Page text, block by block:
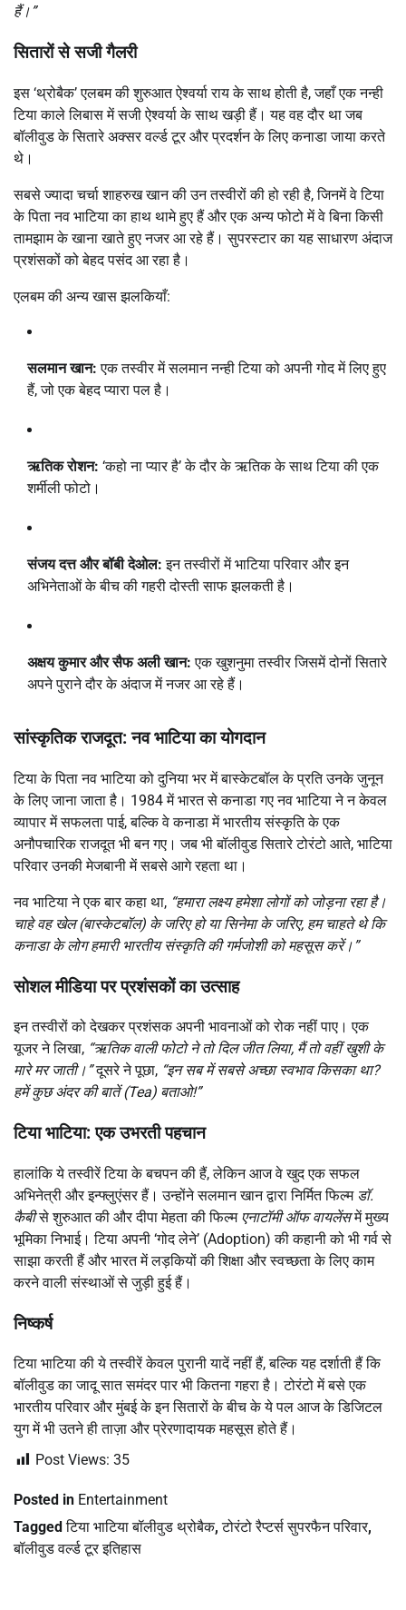
हैं।”
सितारों से सजी गैलरी
इस ‘थ्रोबैक’ एलबम की शुरुआत ऐश्वर्या राय के साथ होती है, जहाँ एक नन्ही
टिया काले लिबास में सजी ऐश्वर्या के साथ खड़ी हैं। यह वह दौर था जब
बॉलीवुड के सितारे अक्सर वर्ल्ड टूर और प्रदर्शन के लिए कनाडा जाया करते
थे।
सबसे ज्यादा चर्चा शाहरुख खान की उन तस्वीरों की हो रही है, जिनमें वे टिया
के पिता नव भाटिया का हाथ थामे हुए हैं और एक अन्य फोटो में वे बिना किसी
तामझाम के खाना खाते हुए नजर आ रहे हैं। सुपरस्टार का यह साधारण अंदाज
प्रशंसकों को बेहद पसंद आ रहा है।
एलबम की अन्य खास झलकियाँ:
सलमान खान: एक तस्वीर में सलमान नन्ही टिया को अपनी गोद में लिए हुए
हैं, जो एक बेहद प्यारा पल है।
ऋतिक रोशन: ‘कहो ना प्यार है’ के दौर के ऋतिक के साथ टिया की एक
शर्मीली फोटो।
संजय दत्त और बॉबी देओल: इन तस्वीरों में भाटिया परिवार और इन
अभिनेताओं के बीच की गहरी दोस्ती साफ झलकती है।
अक्षय कुमार और सैफ अली खान: एक खुशनुमा तस्वीर जिसमें दोनों सितारे
अपने पुराने दौर के अंदाज में नजर आ रहे हैं।
सांस्कृतिक राजदूत: नव भाटिया का योगदान
टिया के पिता नव भाटिया को दुनिया भर में बास्केटबॉल के प्रति उनके जुनून
के लिए जाना जाता है। 1984 में भारत से कनाडा गए नव भाटिया ने न केवल
व्यापार में सफलता पाई, बल्कि वे कनाडा में भारतीय संस्कृति के एक
अनौपचारिक राजदूत भी बन गए। जब भी बॉलीवुड सितारे टोरंटो आते, भाटिया
परिवार उनकी मेजबानी में सबसे आगे रहता था।
नव भाटिया ने एक बार कहा था, “हमारा लक्ष्य हमेशा लोगों को जोड़ना रहा है।
चाहे वह खेल (बास्केटबॉल) के जरिए हो या सिनेमा के जरिए, हम चाहते थे कि
कनाडा के लोग हमारी भारतीय संस्कृति की गर्मजोशी को महसूस करें।”
सोशल मीडिया पर प्रशंसकों का उत्साह
इन तस्वीरों को देखकर प्रशंसक अपनी भावनाओं को रोक नहीं पाए। एक
यूजर ने लिखा, “ऋतिक वाली फोटो ने तो दिल जीत लिया, मैं तो वहीं खुशी के
मारे मर जाती।”दूसरे ने पूछा, “इन सब में सबसे अच्छा स्वभाव किसका था?
हमें कुछ अंदर की बातें (Tea) बताओ!”
टिया भाटिया: एक उभरती पहचान
हालांकि ये तस्वीरें टिया के बचपन की हैं, लेकिन आज वे खुद एक सफल
अभिनेत्री और इन्फ्लुएंसर हैं। उन्होंने सलमान खान द्वारा निर्मित फिल्म डॉ.
कैबीसे शुरुआत की और दीपा मेहता की फिल्म एनाटॉमी ऑफ वायलेंसमें मुख्य
भूमिका निभाई। टिया अपनी ‘गोद लेने’ (Adoption) की कहानी को भी गर्व से
साझा करती हैं और भारत में लड़कियों की शिक्षा और स्वच्छता के लिए काम
करने वाली संस्थाओं से जुड़ी हुई हैं।
निष्कर्ष
टिया भाटिया की ये तस्वीरें केवल पुरानी यादें नहीं हैं, बल्कि यह दर्शाती हैं कि
बॉलीवुड का जादू सात समंदर पार भी कितना गहरा है। टोरंटो में बसे एक
भारतीय परिवार और मुंबई के इन सितारों के बीच के ये पल आज के डिजिटल
युग में भी उतने ही ताज़ा और प्रेरणादायक महसूस होते हैं।
Post Views: 35
Posted in Entertainment
Taggedटिया भाटिया बॉलीवुड थ्रोबैक,टोरंटो रैप्टर्स सुपरफैन परिवार,
बॉलीवुड वर्ल्ड टूर इतिहास